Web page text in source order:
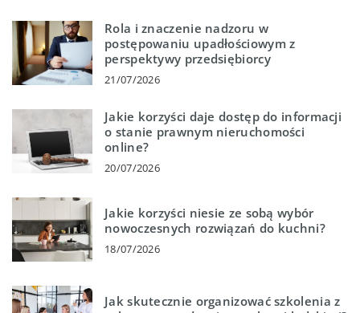
Rola i znaczenie nadzoru w
postępowaniu upadłościowym z
perspektywy przedsiębiorcy
21/07/2026
Jakie korzyści daje dostęp do informacji
o stanie prawnym nieruchomości
online?
20/07/2026
Jakie korzyści niesie ze sobą wybór
nowoczesnych rozwiązań do kuchni?
18/07/2026
Jak skutecznie organizować szkolenia z